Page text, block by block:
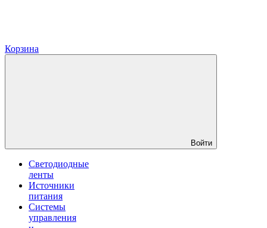
Корзина
Войти
Светодиодные
ленты
Источники
питания
Системы
управления